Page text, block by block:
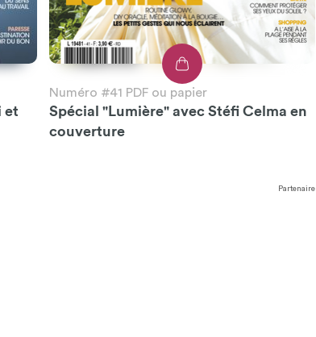
et
Numéro #41 PDF ou papier
Spécial "Lumière" avec Stéfi Celma en
couverture
Partenaire